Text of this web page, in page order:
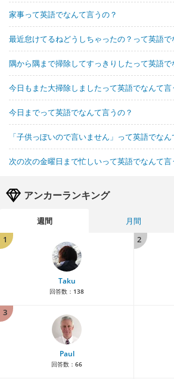
家事って英語でなんて言うの？
最近怠けてるねどうしちゃったの？って英語で
隅から隅まで掃除してすっきりしたって英語で
今日もまた大掃除しましたって英語でなんて言
今日までって英語でなんて言うの？
「子供っぽいので言いません」って英語でなん
次の次の金曜日まで忙しいって英語でなんて言
アンカーランキング
週間 月間
1
Taku
回答数： 138
2
3
Paul
回答数： 66